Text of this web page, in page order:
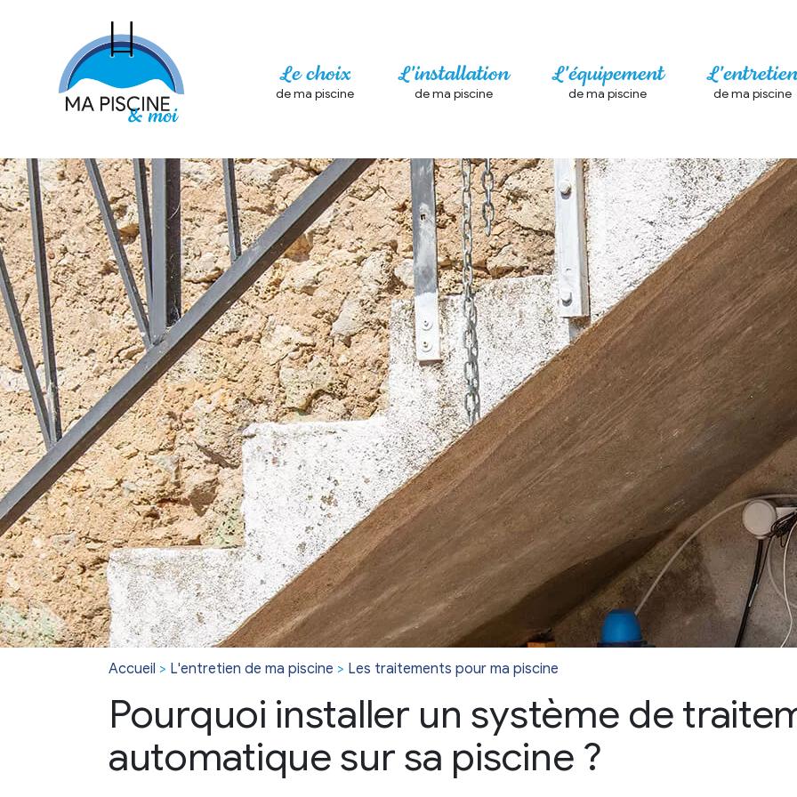
Le choix
de ma piscine
L'installation
de ma piscine
L'équipement
de ma piscine de ma piscine
Accueil > L'entretien de ma piscine > Les traitements pour ma piscine
Pourquoi installer un système de
automatique sur sa piscine ?